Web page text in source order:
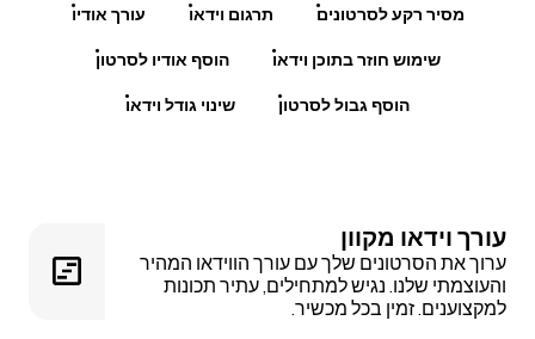
עורך אודיו תרגום וידאו מסיר רקע לסרטונים
הוסף אודיו לסרטון שימוש חוזר בתוכן וידאו
שינוי גודל וידאו הוסף גבול לסרטון
עורך וידאו מקוון
ערוך את הסרטונים שלך עם עורך הווידאו המהיר
והעוצמתי שלנו. נגיש למתחילים, עתיר תכונות
למקצוענים. זמין בכל מכשיר.